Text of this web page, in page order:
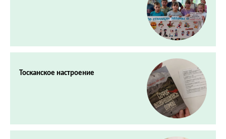
Тосканское настроение